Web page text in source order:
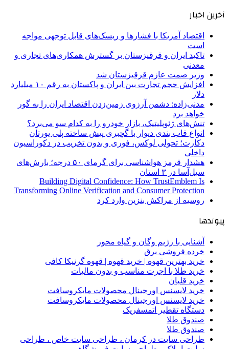
آخرین اخبار
اقتصاد آمریکا با فشارها و ریسک‌های قابل توجهی مواجه
است
تاکید ایران و قرقیزستان بر گسترش همکاری‌های تجاری و
معدنی
وزیر صمت عازم قرقیزستان شد
افزایش حجم تجارت بین ایران و پاکستان به رقم ۱۰ میلیارد
دلار
مدنی‌زاده: دشمن آرزوی زمین‌زدن اقتصاد ایران را به گور
خواهد برد
تنش‌های ژئوپلیتیک، بازار خودرو را به کدام سو می‌برد؟
انواع قاب بندی دیوار با گچبری پیش ساخته پلی یورتان
دکارت؛ تحولی لوکس، فوری و بدون تخریب در دکوراسیون
داخلی
هشدار قرمز هواشناسی برای گرمای ۵۰ درجه؛ بارش‌های
سیل‌آسا در ۳ استان
Building Digital Confidence: How TrustEmblem Is
Transforming Online Verification and Consumer Protection
روسیه از مراکش بنزین وارد کرد
پیوندها
آشنایی با رژیم وگان و گیاه محور
خرده فروشی برق
خرید بهترین قهوه | خرید قهوه | قهوه گرنیکا کافی
خرید طلا با اجرت مناسب و بدون مالیات
خرید قلیان
خرید لایسنس اورجینال محصولات مایکروسافت
خرید لایسنس اورجینال محصولات مایکروسافت
دستگاه تقطیر اتمسفریک
صندوق طلا
صندوق طلا
طراحی سایت در کرمان ، طراحی سایت خاص ، طراحی